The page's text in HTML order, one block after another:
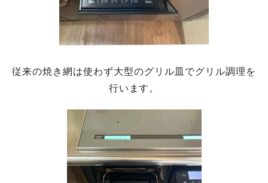
従来の焼き網は使わず大型のグリル皿でグリル調理を
行います。